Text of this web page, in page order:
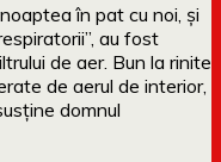
în pat cu noi, și
au fost
de aer. Bun la rinite
de aerul de interior,
domnul